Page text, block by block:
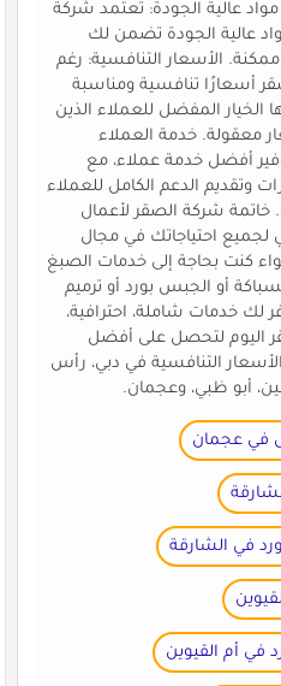
عالية الجودة: تعتمد شركة
عالية الجودة تضمن لك
الأسعار التنافسية: رغم
أسعارًا تنافسية ومناسبة
الخيار المفضل للعملاء الذين
معقولة. خدمة العملاء
أفضل خدمة عملاء، مع
وتقديم الدعم الكامل للعملاء
شركة الصقر لأعمال
لجميع احتياجاتك في مجال
كنت بحاجة إلى خدمات الصبغ
أو الجبس بورد أو ترميم
لك خدمات شاملة، احترافية،
اليوم لتحصل على أفضل
التنافسية في دبي، رأس
أبو ظبي، وعجمان.
في عجمان
في الشارقة
أم القيوين